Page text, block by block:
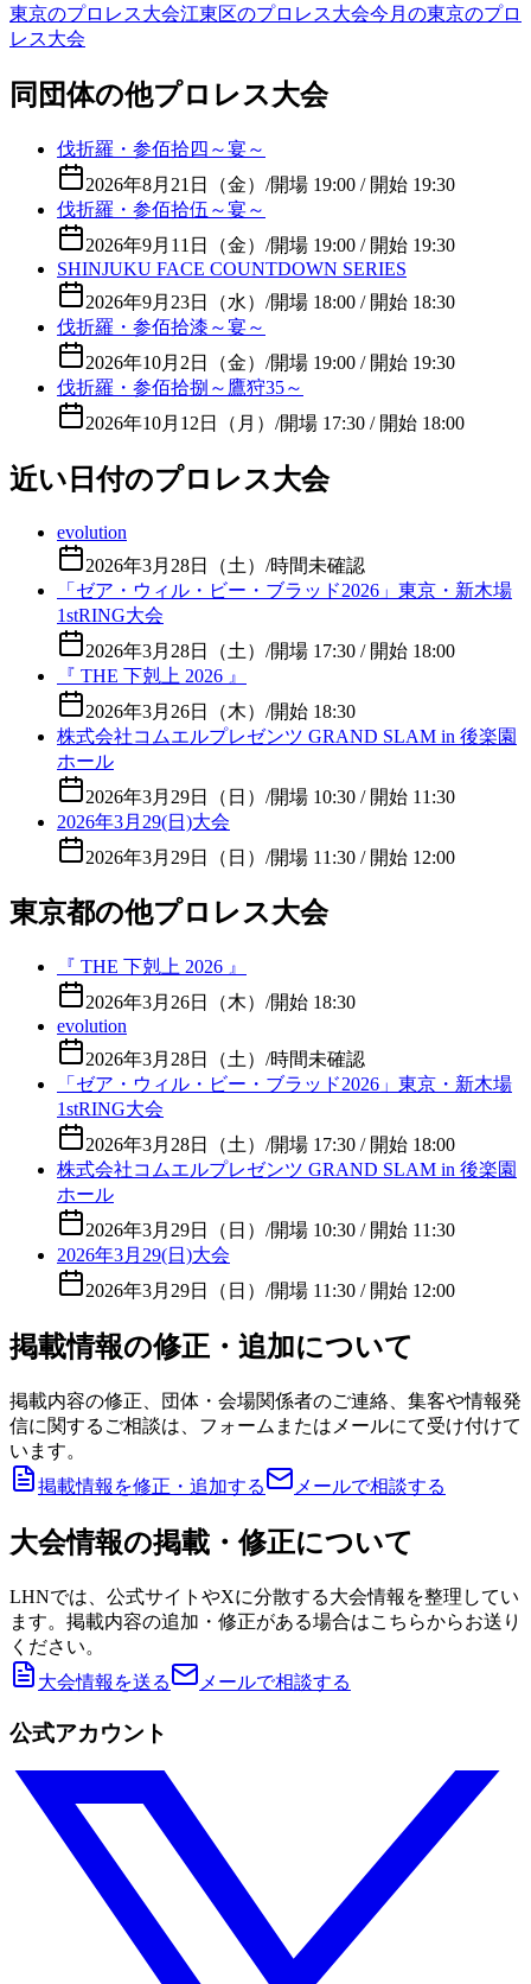
東京のプロレス大会江東区のプロレス大会今月の東京のプロ
レス大会
同団体の他プロレス大会
伐折羅・参佰拾四～宴～
2026年8月21日（金） /開場 19:00 / 開始 19:30
伐折羅・参佰拾伍～宴～
2026年9月11日（金） /開場 19:00 / 開始 19:30
SHINJUKU FACE COUNTDOWN SERIES
2026年9月23日（水） /開場 18:00 / 開始 18:30
伐折羅・参佰拾漆～宴～
2026年10月2日（金） /開場 19:00 / 開始 19:30
伐折羅・参佰拾捌～鷹狩35～
2026年10月12日（月） /開場 17:30 / 開始 18:00
近い日付のプロレス大会
evolution
2026年3月28日（土） /時間未確認
「ゼア・ウィル・ビー・ブラッド2026」東京・新木場
1stRING大会
2026年3月28日（土） /開場 17:30 / 開始 18:00
『 THE 下剋上 2026 』
2026年3月26日（木） /開始 18:30
株式会社コムエルプレゼンツ GRAND SLAM in 後楽園
ホール
2026年3月29日（日） /開場 10:30 / 開始 11:30
2026年3月29(日)大会
2026年3月29日（日） /開場 11:30 / 開始 12:00
東京都の他プロレス大会
『 THE 下剋上 2026 』
2026年3月26日（木） /開始 18:30
evolution
2026年3月28日（土） /時間未確認
「ゼア・ウィル・ビー・ブラッド2026」東京・新木場
1stRING大会
2026年3月28日（土） /開場 17:30 / 開始 18:00
株式会社コムエルプレゼンツ GRAND SLAM in 後楽園
ホール
2026年3月29日（日） /開場 10:30 / 開始 11:30
2026年3月29(日)大会
2026年3月29日（日） /開場 11:30 / 開始 12:00
掲載情報の修正・追加について
掲載内容の修正、団体・会場関係者のご連絡、集客や情報発
信に関するご相談は、フォームまたはメールにて受け付けて
います。
掲載情報を修正・追加する
メールで相談する
大会情報の掲載・修正について
LHNでは、公式サイトやXに分散する大会情報を整理してい
ます。掲載内容の追加・修正がある場合はこちらからお送り
ください。
大会情報を送る
メールで相談する
公式アカウント